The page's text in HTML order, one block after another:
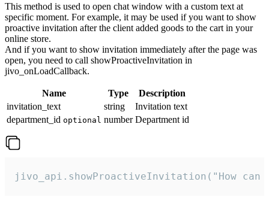
This method is used to open chat window with a custom text at
specific moment. For example, it may be used if you want to show
proactive invitation after the client added goods to the cart in your
online store.
And if you want to show invitation immediately after the page was
open, you need to call showProactiveInvitation in
jivo_onLoadCallback.
Name Type
Description
invitation_text
string
Invitation text
department_id optional number Department id
jivo_api.showProactiveInvitation("How